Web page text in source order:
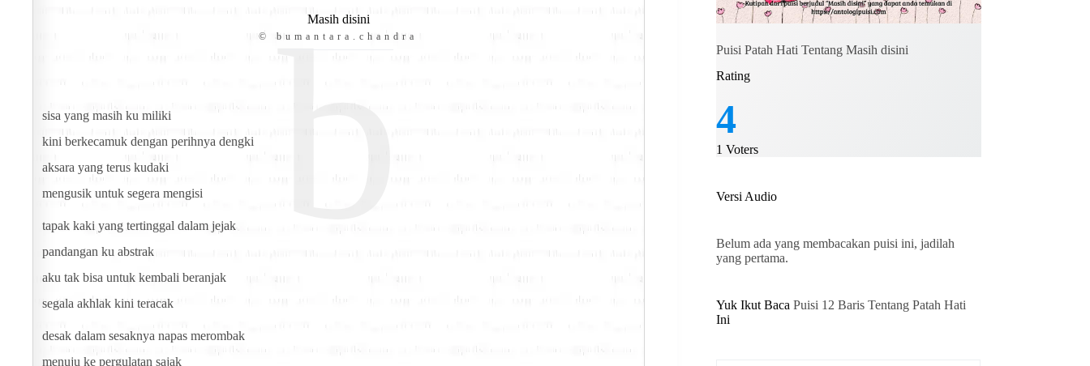
b
Masih disini
© bumantara.chandra
sisa yang masih ku miliki
kini berkecamuk dengan perihnya dengki
aksara yang terus kudaki
mengusik untuk segera mengisi
tapak kaki yang tertinggal dalam jejak
pandangan ku abstrak
aku tak bisa untuk kembali beranjak
segala akhlak kini teracak
desak dalam sesaknya napas merombak
menuju ke pergulatan sajak
Puisi Patah Hati Tentang Masih disini
Rating
4
1 Voters
Versi Audio
Belum ada yang membacakan puisi ini, jadilah
yang pertama.
Yuk Ikut BacaPuisi 12 Baris Tentang Patah Hati
Ini